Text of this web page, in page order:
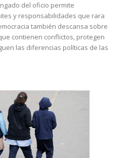
del oficio permite
y responsabilidades que rara
también descansa sobre
contienen conflictos, protegen
las diferencias políticas de las